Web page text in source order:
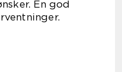
En god